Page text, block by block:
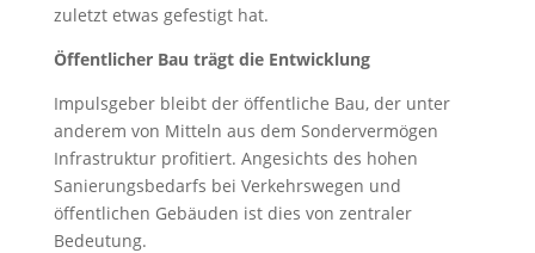
zuletzt etwas gefestigt hat.
Öffentlicher Bau trägt die Entwicklung
Impulsgeber bleibt der öffentliche Bau, der unter
anderem von Mitteln aus dem Sondervermögen
Infrastruktur profitiert. Angesichts des hohen
Sanierungsbedarfs bei Verkehrswegen und
öffentlichen Gebäuden ist dies von zentraler
Bedeutung.